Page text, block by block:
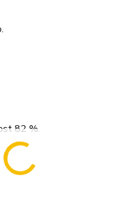
82 %.